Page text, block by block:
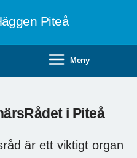
Piteå
Meny
i Piteå
är ett viktigt organ